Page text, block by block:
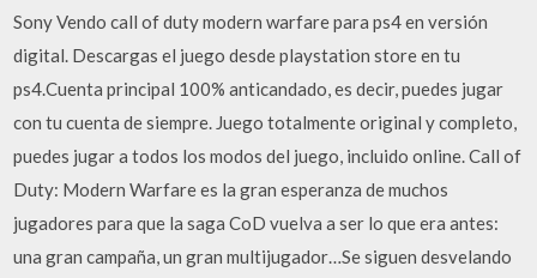
Sony Vendo call of duty modern warfare para ps4 en versión
digital. Descargas el juego desde playstation store en tu
ps4.Cuenta principal 100% anticandado, es decir, puedes jugar
con tu cuenta de siempre. Juego totalmente original y completo,
puedes jugar a todos los modos del juego, incluido online. Call of
Duty: Modern Warfare es la gran esperanza de muchos
jugadores para que la saga CoD vuelva a ser lo que era antes:
una gran campaña, un gran multijugador…Se siguen desvelando